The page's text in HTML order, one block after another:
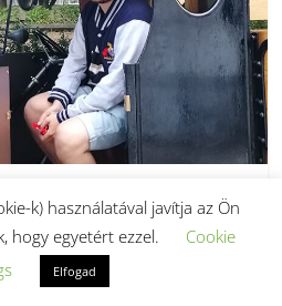
park mellett
k) használatával javítja az Ön
hogy egyetért ezzel.
Cookie
Elfogad